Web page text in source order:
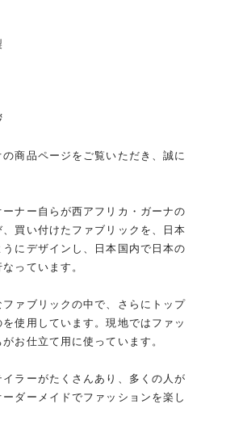
商品ページをご覧いただき、誠に
ナー自らが西アフリカ・ガーナの
買い付けたファブリックを、日本
にデザインし、日本国内で日本の
っています。
ァブリックの中で、さらにトップ
使用しています。現地ではファッ
お仕立て用に使っています。
ラーがたくさんあり、多くの人が
ダーメイドでファッションを楽し